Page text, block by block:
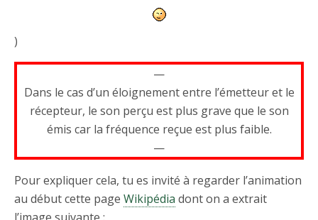
)
—
Dans le cas d’un éloignement entre l’émetteur et le
récepteur, le son perçu est plus grave que le son
émis car la fréquence reçue est plus faible.
—
Pour expliquer cela, tu es invité à regarder l’animation
au début cette page Wikipédia dont on a extrait